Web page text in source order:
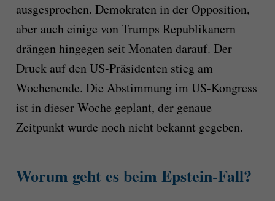
ausgesprochen. Demokraten in der Opposition,
aber auch einige von Trumps Republikanern
drängen hingegen seit Monaten darauf. Der
Druck auf den US-Präsidenten stieg am
Wochenende. Die Abstimmung im US-Kongress
ist in dieser Woche geplant, der genaue
Zeitpunkt wurde noch nicht bekannt gegeben.
Worum geht es beim Epstein-Fall?